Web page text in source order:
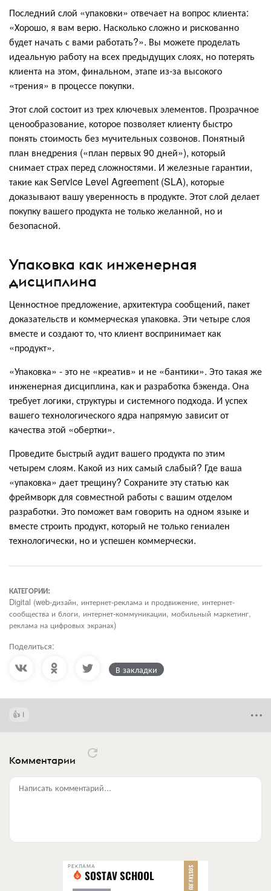
Последний слой «упаковки» отвечает на вопрос клиента:
«Хорошо, я вам верю. Насколько сложно и рискованно
будет начать с вами работать?». Вы можете проделать
идеальную работу на всех предыдущих слоях, но потерять
клиента на этом, финальном, этапе из-за высокого
«трения» в процессе покупки.
Этот слой состоит из трех ключевых элементов. Прозрачное
ценообразование, которое позволяет клиенту быстро
понять стоимость без мучительных созвонов. Понятный
план внедрения («план первых 90 дней»), который
снимает страх перед сложностями. И железные гарантии,
такие как Service Level Agreement (SLA), которые
доказывают вашу уверенность в продукте. Этот слой делает
покупку вашего продукта не только желанной, но и
безопасной.
Упаковка как инженерная
дисциплина
Ценностное предложение, архитектура сообщений, пакет
доказательств и коммерческая упаковка. Эти четыре слоя
вместе и создают то, что клиент воспринимает как
«продукт».
«Упаковка» - это не «креатив» и не «бантики». Это такая же
инженерная дисциплина, как и разработка бэкенда. Она
требует логики, структуры и системного подхода. И успех
вашего технологического ядра напрямую зависит от
качества этой «обертки».
Проведите быстрый аудит вашего продукта по этим
четырем слоям. Какой из них самый слабый? Где ваша
«упаковка» дает трещину? Сохраните эту статью как
фреймворк для совместной работы с вашим отделом
разработки. Это поможет вам говорить на одном языке и
вместе строить продукт, который не только гениален
технологически, но и успешен коммерчески.
КАТЕГОРИИ:
Digital (web-дизайн, интернет-реклама и продвижение, интернет-
сообщества и блоги, интернет-коммуникации, мобильный маркетинг,
реклама на цифровых экранах)
Поделиться:
В закладки
1
Комментарии
Написать комментарий...
РЕКЛАМА